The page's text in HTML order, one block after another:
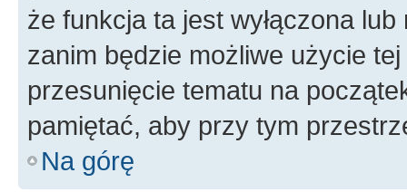
że funkcja ta jest wyłączona
zanim będzie możliwe użycie
przesunięcie tematu na
pamiętać, aby przy tym
Na górę